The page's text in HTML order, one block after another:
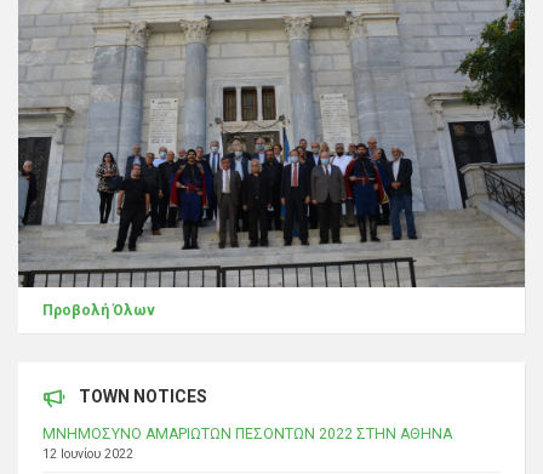
Προβολή Όλων
TOWN NOTICES
ΜΝΗΜΟΣΥΝΟ ΑΜΑΡΙΩΤΩΝ ΠΕΣΟΝΤΩΝ 2022 ΣΤΗΝ ΑΘΗΝΑ
12 Ιουνίου 2022